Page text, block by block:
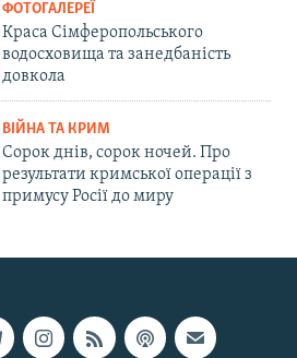
ФОТОГАЛЕРЕЇ
Краса Сімферопольського
водосховища та занедбаність
довкола
ВІЙНА ТА КРИМ
Сорок днів, сорок ночей. Про
результати кримської операції з
примусу Росії до миру